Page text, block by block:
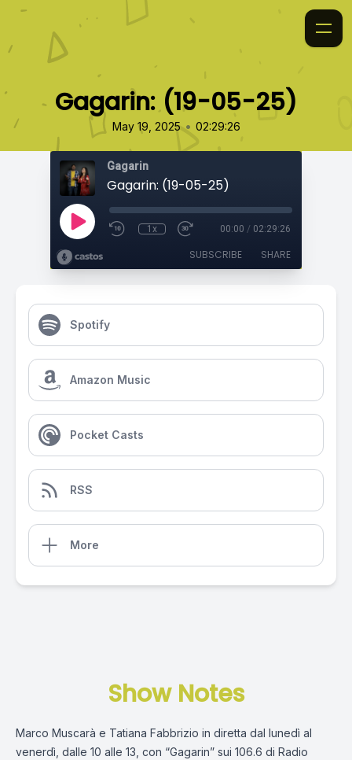
Gagarin: (19-05-25)
May 19, 2025 • 02:29:26
Gagarin
Gagarin: (19-05-25)
1x 00:00 / 02:29:26
SUBSCRIBE SHARE
Spotify
Amazon Music
Pocket Casts
RSS
More
Show Notes
Marco Muscarà e Tatiana Fabbrizio in diretta dal lunedì al
venerdì, dalle 10 alle 13, con “Gagarin” sui 106.6 di Radio